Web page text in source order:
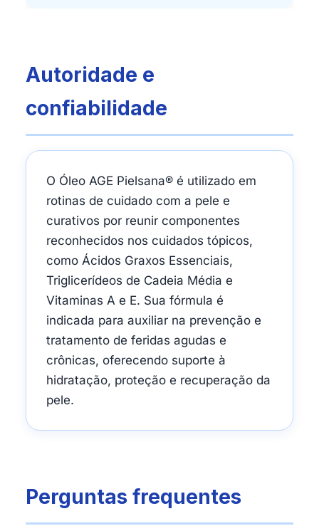
Autoridade e
confiabilidade
O Óleo AGE Pielsana® é utilizado em
rotinas de cuidado com a pele e
curativos por reunir componentes
reconhecidos nos cuidados tópicos,
como Ácidos Graxos Essenciais,
Triglicerídeos de Cadeia Média e
Vitaminas A e E. Sua fórmula é
indicada para auxiliar na prevenção e
tratamento de feridas agudas e
crônicas, oferecendo suporte à
hidratação, proteção e recuperação da
pele.
Perguntas frequentes